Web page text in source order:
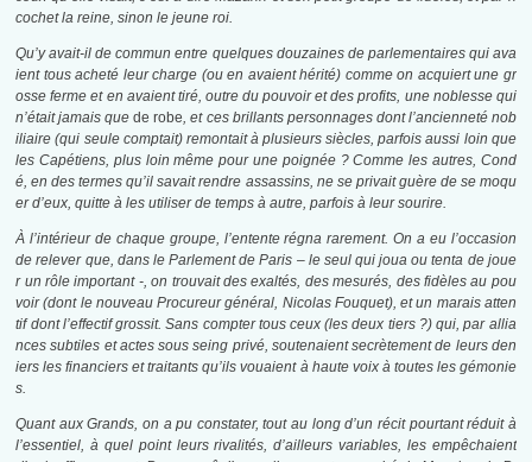
cochet la reine, sinon le jeune roi.
Qu’y avait-il de commun entre quelques douzaines de parlementaires qui ava
ient tous acheté leur charge (ou en avaient hérité) comme on acquiert une gr
osse ferme et en avaient tiré, outre du pouvoir et des profits, une noblesse qui
n’était jamais quede robe, et ces brillants personnages dont l’ancienneté nob
iliaire (qui seule comptait) remontait à plusieurs siècles, parfois aussi loin que
les Capétiens, plus loin même pour une poignée ? Comme les autres, Cond
é, en des termes qu’il savait rendre assassins, ne se privait guère de se moqu
er d’eux, quitte à les utiliser de temps à autre, parfois à leur sourire.
À l’intérieur de chaque groupe, l’entente régna rarement. On a eu l’occasion
de relever que, dans le Parlement de Paris – le seul qui joua ou tenta de joue
r un rôle important -, on trouvait des exaltés, des mesurés, des fidèles au pou
voir (dont le nouveau Procureur général, Nicolas Fouquet), et un marais atten
tif dont l’effectif grossit. Sans compter tous ceux (les deux tiers ?) qui, par allia
nces subtiles et actes sous seing privé, soutenaient secrètement de leurs den
iers les financiers et traitants qu’ils vouaient à haute voix à toutes les gémonie
s.
Quant aux Grands, on a pu constater, tout au long d’un récit pourtant réduit à
l’essentiel, à quel point leurs rivalités, d’ailleurs variables, les empêchaient